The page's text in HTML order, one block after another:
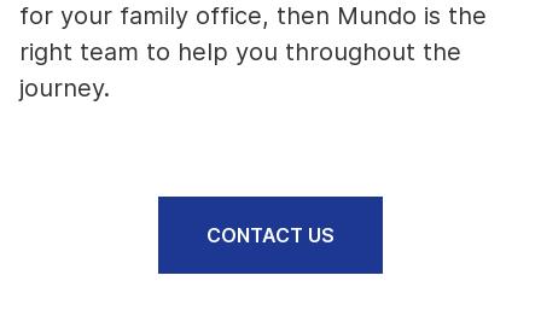
for your family office, then Mundo is the
right team to help you throughout the
journey.
CONTACT US